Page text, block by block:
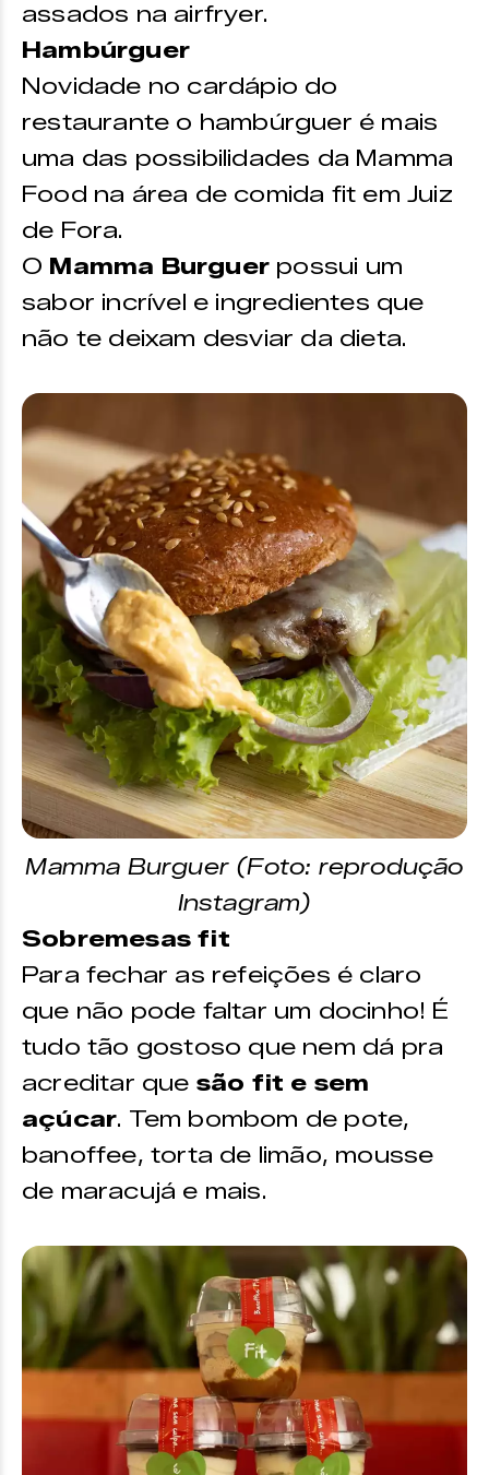
assados na airfryer.
Hambúrguer
Novidade no cardápio do
restaurante o hambúrguer é mais
uma das possibilidades da Mamma
Food na área de comida fit em Juiz
de Fora.
O Mamma Burguer possui um
sabor incrível e ingredientes que
não te deixam desviar da dieta.
Mamma Burguer (Foto: reprodução
Instagram)
Sobremesas fit
Para fechar as refeições é claro
que não pode faltar um docinho! É
tudo tão gostoso que nem dá pra
acreditar que são fit e sem
açúcar. Tem bombom de pote,
banoffee, torta de limão, mousse
de maracujá e mais.